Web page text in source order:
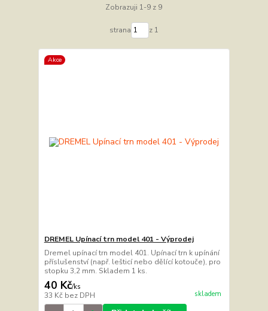
Zobrazuji 1-9 z 9
strana z 1
Akce
DREMEL Upínací trn model 401 - Výprodej
Dremel upínací trn model 401. Upínací trn k upínání
příslušenství (např. lešticí nebo dělící kotouče), pro
stopku 3,2 mm. Skladem 1 ks.
40 Kč/ks
33 Kč bez DPH skladem